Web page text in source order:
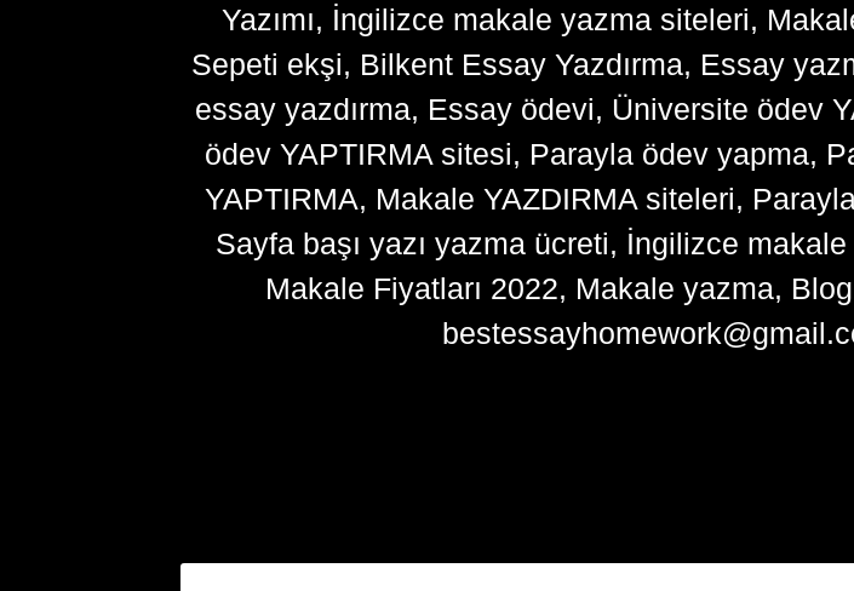
Yazımı, İngilizce makale yazma siteleri,
Sepeti ekşi, Bilkent Essay Yazdırma, Essay
essay yazdırma, Essay ödevi, Üniversite ödev
ödev YAPTIRMA sitesi, Parayla ödev yapma,
YAPTIRMA, Makale YAZDIRMA siteleri,
Sayfa başı yazı yazma ücreti, İngilizce
Makale Fiyatları 2022, Makale yazma,